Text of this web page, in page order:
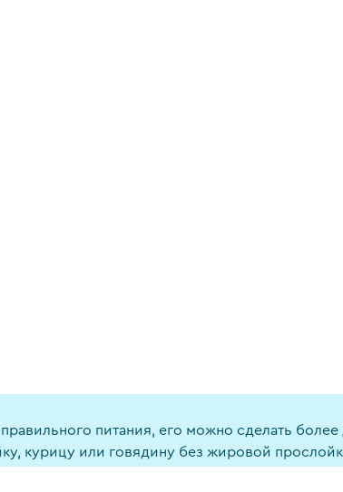
питания, его можно сделать
курицу или говядину без жировой